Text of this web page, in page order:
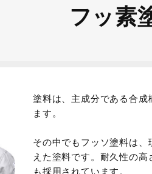
フッ素
塗料は、主成分である合
ます。
その中でもフッソ塗料は
えた塗料です。耐久性の
も採用されています。